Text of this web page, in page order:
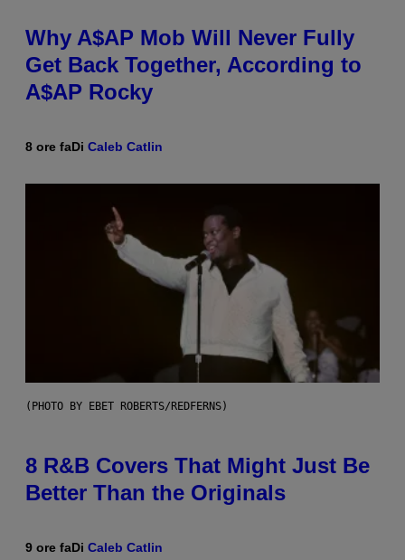
Why A$AP Mob Will Never Fully
Get Back Together, According to
A$AP Rocky
8 ore faDi Caleb Catlin
(PHOTO BY EBET ROBERTS/REDFERNS)
8 R&B Covers That Might Just Be
Better Than the Originals
9 ore faDi Caleb Catlin